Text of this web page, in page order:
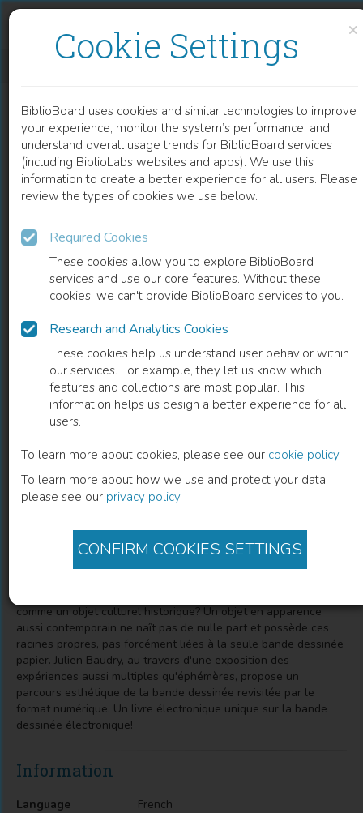
×
Cookie Settings
BiblioBoard uses cookies and similar technologies to improve
your experience, monitor the system’s performance, and
understand overall usage trends for BiblioBoard services
(including BiblioLabs websites and apps). We use this
information to create a better experience for all users. Please
review the types of cookies we use below.
Required Cookies
These cookies allow you to explore BiblioBoard
services and use our core features. Without these
cookies, we can't provide BiblioBoard services to you.
Research and Analytics Cookies
These cookies help us understand user behavior within
our services. For example, they let us know which
features and collections are most popular. This
information helps us design a better experience for all
users.
To learn more about cookies, please see our cookie policy.
To learn more about how we use and protect your data,
please see our privacy policy.
CONFIRM COOKIES SETTINGS
READ
BOOK
Cases • Pixels
Julien Baudry(Author)
Description
comme un objet culturel historique? Un objet en apparence
aussi contemporain ne naît pas de nulle part et possède ces
racines propres, pas forcément liées à la seule bande dessinée
papier. Julien Baudry, au travers d'une exposition des
expériences aussi multiples qu'éphémères, propose un
parcours esthétique de la bande dessinée revisitée par le
format numérique. Un livre électronique unique sur la bande
dessinée électronique!
Information
Language
French